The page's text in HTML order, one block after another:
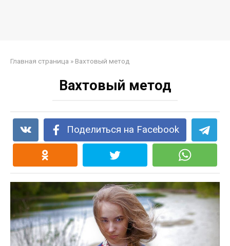
Главная страница » Вахтовый метод
Вахтовый метод
Поделиться на Facebook